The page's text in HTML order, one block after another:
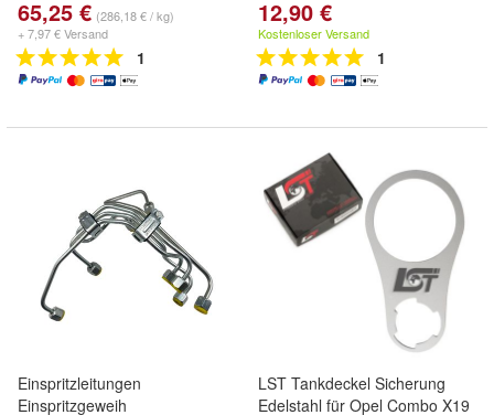
65,25 € (286,18 € / kg)
+ 7,97 € Versand
1
12,90 €
Kostenloser Versand
1
Einspritzleitungen
Einspritzgeweih
LST Tankdeckel Sicherung
Edelstahl für Opel Combo X19